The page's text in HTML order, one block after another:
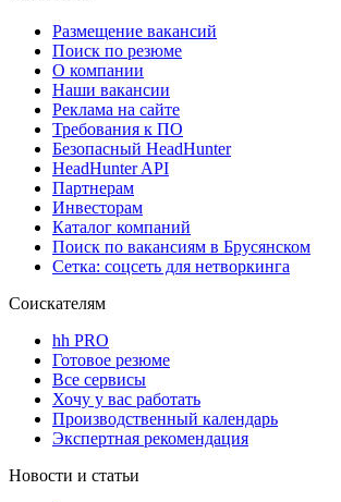
Размещение вакансий
Поиск по резюме
О компании
Наши вакансии
Реклама на сайте
Требования к ПО
Безопасный HeadHunter
HeadHunter API
Партнерам
Инвесторам
Каталог компаний
Поиск по вакансиям в Брусянском
Сетка: соцсеть для нетворкинга
Соискателям
hh PRO
Готовое резюме
Все сервисы
Хочу у вас работать
Производственный календарь
Экспертная рекомендация
Новости и статьи